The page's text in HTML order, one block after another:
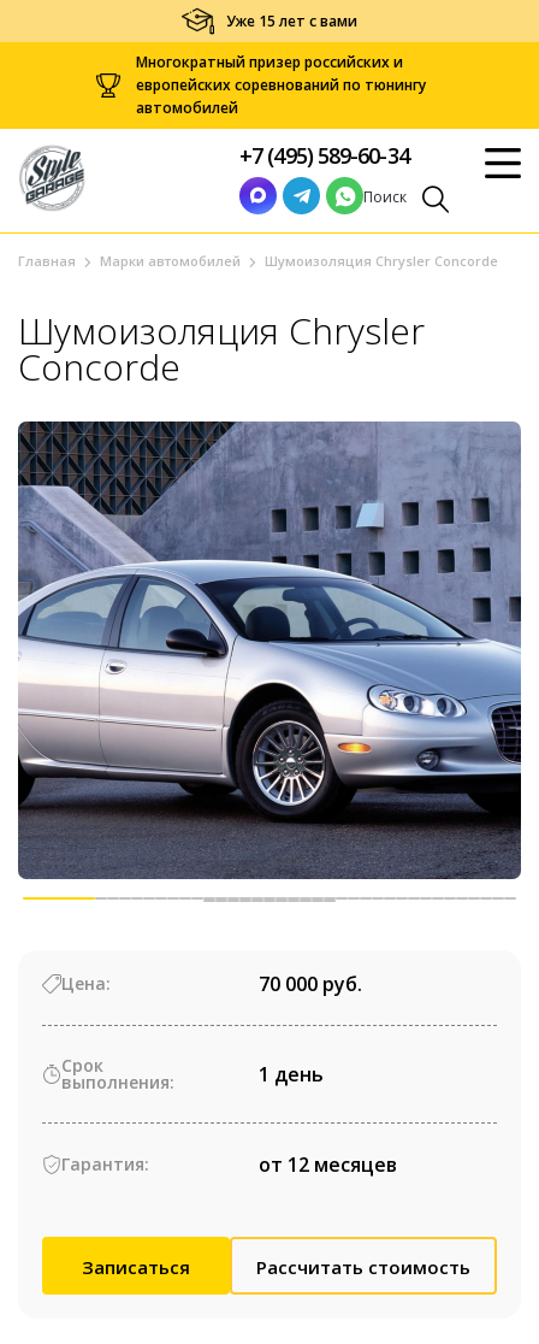
Уже 15 лет с вами
Многократный призер российских и
европейских соревнований по тюнингу
автомобилей
+7 (495) 589-60-34
Поиск
Главная Марки автомобилей Шумоизоляция Chrysler Concorde
Шумоизоляция Chrysler
Concorde
Цена: 70 000 руб.
Срок
выполнения: 1 день
Гарантия: от 12 месяцев
Записаться Рассчитать стоимость